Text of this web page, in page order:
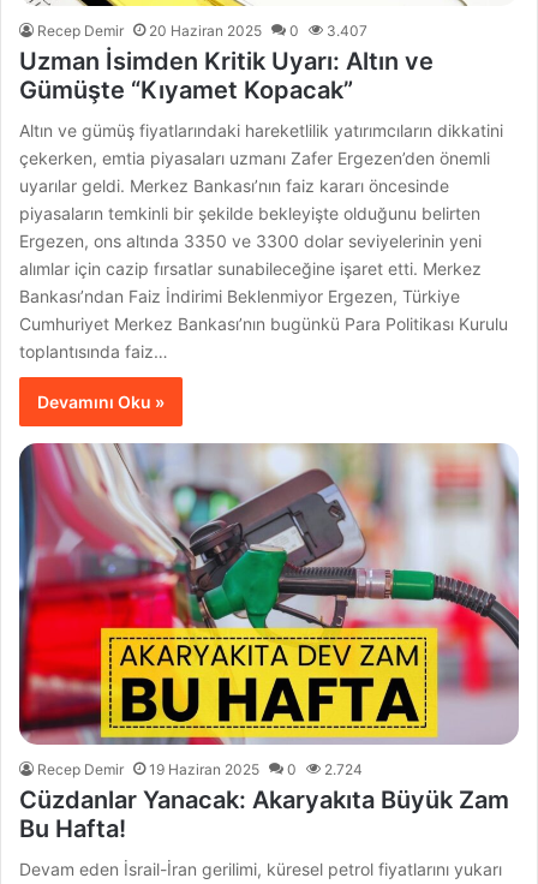
Recep Demir 20 Haziran 2025 0 3.407
Uzman İsimden Kritik Uyarı: Altın ve
Gümüşte “Kıyamet Kopacak”
Altın ve gümüş fiyatlarındaki hareketlilik yatırımcıların dikkatini
çekerken, emtia piyasaları uzmanı Zafer Ergezen’den önemli
uyarılar geldi. Merkez Bankası’nın faiz kararı öncesinde
piyasaların temkinli bir şekilde bekleyişte olduğunu belirten
Ergezen, ons altında 3350 ve 3300 dolar seviyelerinin yeni
alımlar için cazip fırsatlar sunabileceğine işaret etti. Merkez
Bankası’ndan Faiz İndirimi Beklenmiyor Ergezen, Türkiye
Cumhuriyet Merkez Bankası’nın bugünkü Para Politikası Kurulu
toplantısında faiz…
Devamını Oku »
Recep Demir 19 Haziran 2025 0 2.724
Cüzdanlar Yanacak: Akaryakıta Büyük Zam
Bu Hafta!
Devam eden İsrail-İran gerilimi, küresel petrol fiyatlarını yukarı